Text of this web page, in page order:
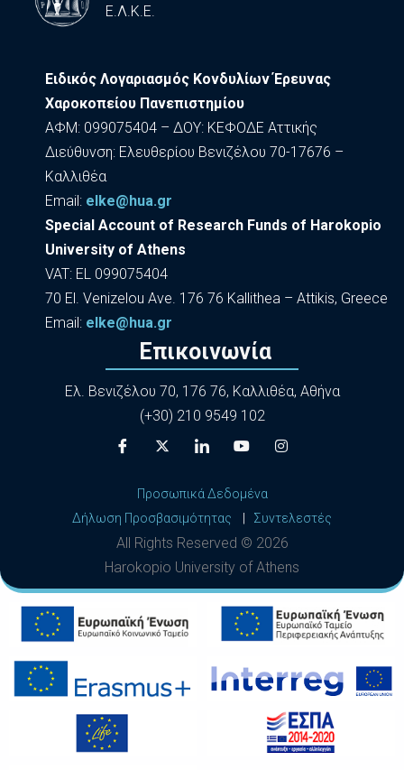
Ε.Λ.Κ.Ε.
Ειδικός Λογαριασμός Κονδυλίων Έρευνας
Χαροκοπείου Πανεπιστημίου
ΑΦΜ: 099075404 – ΔΟΥ: ΚΕΦΟΔΕ Αττικής
Διεύθυνση: Ελευθερίου Βενιζέλου 70-17676 –
Καλλιθέα
Εmail: elke@hua.gr
Special Account of Research Funds of Harokopio
University of Athens
VAT: EL 099075404
70 El. Venizelou Ave. 176 76 Kallithea – Attikis, Greece
Εmail: elke@hua.gr
Επικοινωνία
Ελ. Βενιζέλου 70, 176 76, Καλλιθέα, Αθήνα
(+30) 210 9549 102
Προσωπικά Δεδομένα
Δήλωση Προσβασιμότητας
Συντελεστές
All Rights Reserved © 2026
Harokopio University of Athens